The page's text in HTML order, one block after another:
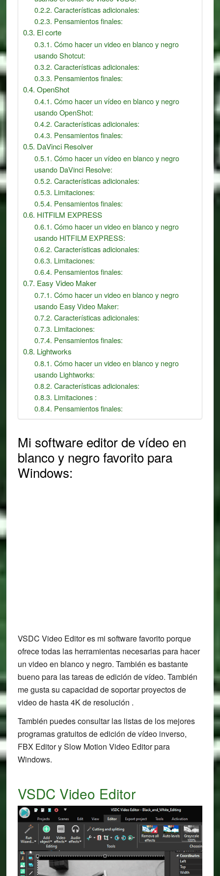
Características adicionales:
Pensamientos finales:
El corte
Cómo hacer un video en blanco y negro
usando Shotcut:
Características adicionales:
Pensamientos finales:
OpenShot
Cómo hacer un vídeo en blanco y negro
usando OpenShot:
Características adicionales:
Pensamientos finales:
DaVinci Resolver
Cómo hacer un vídeo en blanco y negro
usando DaVinci Resolve:
Características adicionales:
Limitaciones:
Pensamientos finales:
HITFILM EXPRESS
Cómo hacer un video en blanco y negro
usando HITFILM EXPRESS:
Características adicionales:
Limitaciones:
Pensamientos finales:
Easy Video Maker
Cómo hacer un video en blanco y negro
usando Easy Video Maker:
Características adicionales:
Limitaciones:
Pensamientos finales:
Lightworks
Cómo hacer un video en blanco y negro
usando Lightworks:
Características adicionales:
Limitaciones :
Pensamientos finales:
Mi software editor de vídeo en
blanco y negro favorito para
Windows:
VSDC Video Editor es mi software favorito porque
ofrece todas las herramientas necesarias para hacer
un video en blanco y negro. También es bastante
bueno para las tareas de edición de vídeo. También
me gusta su capacidad de soportar proyectos de
video de hasta 4K de resolución .
También puedes consultar las listas de los mejores
programas gratuitos de edición de vídeo inverso,
FBX Editor y Slow Motion Video Editor para
Windows.
VSDC Video Editor